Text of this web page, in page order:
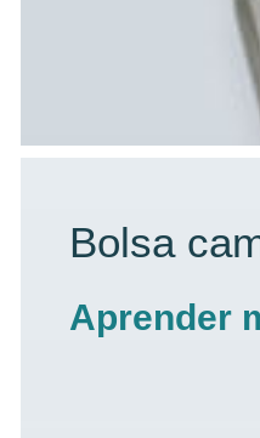
Bolsa
Aprender